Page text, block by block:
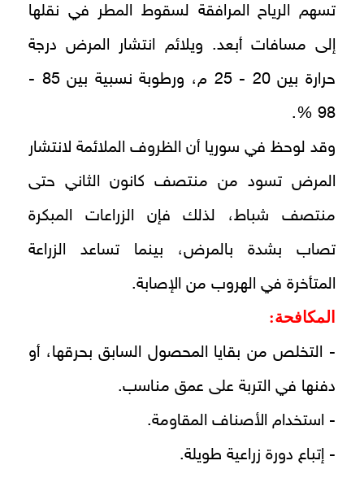
تسهم الرياح المرافقة لسقوط المطر في نقلها
إلى مسافات أبعد. ويلائم انتشار المرض درجة
حرارة بين 20 - 25 م، ورطوبة نسبية بين 85 -
98 %.
وقد لوحظ في سوريا أن الظروف الملائمة لانتشار
المرض تسود من منتصف كانون الثاني حتى
منتصف شباط، لذلك فإن الزراعات المبكرة
تصاب بشدة بالمرض، بينما تساعد الزراعة
المتأخرة في الهروب من الإصابة.
المكافحة:
- التخلص من بقايا المحصول السابق بحرقها، أو
دفنها في التربة على عمق مناسب.
- استخدام الأصناف المقاومة.
- إتباع دورة زراعية طويلة.